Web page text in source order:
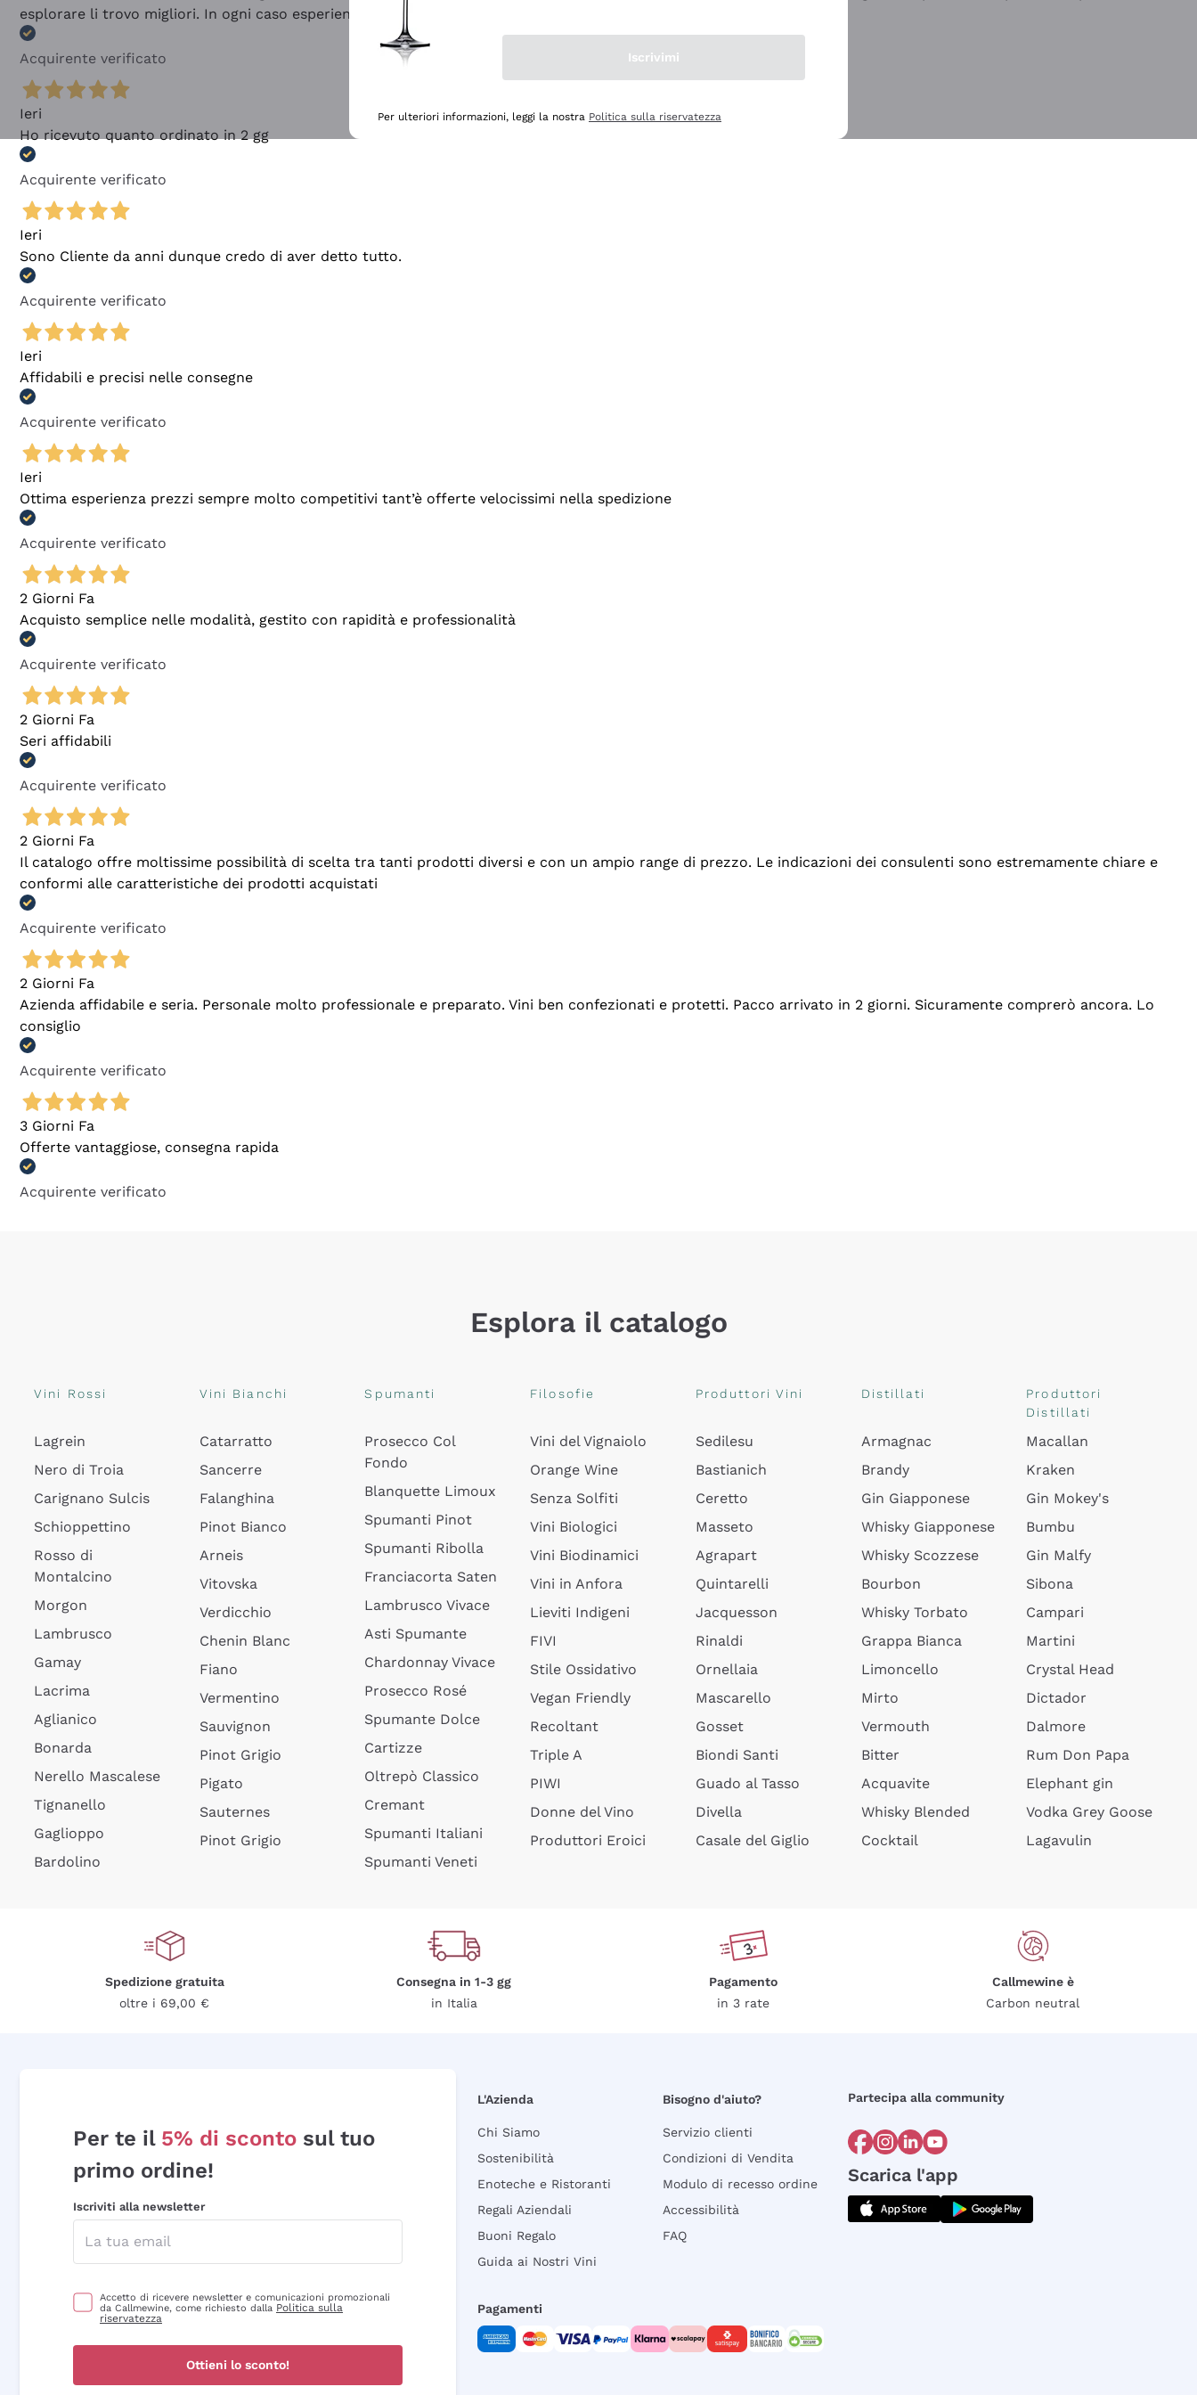
esplorare li trovo migliori. In ogni caso esperienza buona e lo consiglio! 👍
Acquirente verificato
Ieri
Ho ricevuto quanto ordinato in 2 gg
Acquirente verificato
Ieri
Sono Cliente da anni dunque credo di aver detto tutto.
Acquirente verificato
Ieri
Affidabili e precisi nelle consegne
Acquirente verificato
Ieri
Ottima esperienza prezzi sempre molto competitivi tant’è offerte velocissimi nella spedizione
Acquirente verificato
2 Giorni Fa
Acquisto semplice nelle modalità, gestito con rapidità e professionalità
Acquirente verificato
2 Giorni Fa
Seri affidabili
Acquirente verificato
2 Giorni Fa
Il catalogo offre moltissime possibilità di scelta tra tanti prodotti diversi e con un ampio range di prezzo. Le indicazioni dei consulenti sono estremamente chiare e
conformi alle caratteristiche dei prodotti acquistati
Acquirente verificato
2 Giorni Fa
Azienda affidabile e seria. Personale molto professionale e preparato. Vini ben confezionati e protetti. Pacco arrivato in 2 giorni. Sicuramente comprerò ancora. Lo
consiglio
Acquirente verificato
3 Giorni Fa
Offerte vantaggiose, consegna rapida
Acquirente verificato
Esplora il catalogo
Vini Rossi
Lagrein
Nero di Troia
Carignano Sulcis
Schioppettino
Rosso di
Montalcino
Morgon
Lambrusco
Gamay
Lacrima
Aglianico
Bonarda
Nerello Mascalese
Tignanello
Gaglioppo
Bardolino
Vini Bianchi
Catarratto
Sancerre
Falanghina
Pinot Bianco
Arneis
Vitovska
Verdicchio
Chenin Blanc
Fiano
Vermentino
Sauvignon
Pinot Grigio
Pigato
Sauternes
Pinot Grigio
Spumanti
Prosecco Col
Fondo
Blanquette Limoux
Spumanti Pinot
Spumanti Ribolla
Franciacorta Saten
Lambrusco Vivace
Asti Spumante
Chardonnay Vivace
Prosecco Rosé
Spumante Dolce
Cartizze
Oltrepò Classico
Cremant
Spumanti Italiani
Spumanti Veneti
Filosofie
Vini del Vignaiolo
Orange Wine
Senza Solfiti
Vini Biologici
Vini Biodinamici
Vini in Anfora
Lieviti Indigeni
FIVI
Stile Ossidativo
Vegan Friendly
Recoltant
Triple A
PIWI
Donne del Vino
Produttori Eroici
Produttori Vini
Sedilesu
Bastianich
Ceretto
Masseto
Agrapart
Quintarelli
Jacquesson
Rinaldi
Ornellaia
Mascarello
Gosset
Biondi Santi
Guado al Tasso
Divella
Casale del Giglio
Distillati
Armagnac
Brandy
Gin Giapponese
Whisky Giapponese
Whisky Scozzese
Bourbon
Whisky Torbato
Grappa Bianca
Limoncello
Mirto
Vermouth
Bitter
Acquavite
Whisky Blended
Cocktail
Produttori
Distillati
Macallan
Kraken
Gin Mokey's
Bumbu
Gin Malfy
Sibona
Campari
Martini
Crystal Head
Dictador
Dalmore
Rum Don Papa
Elephant gin
Vodka Grey Goose
Lagavulin
Spedizione gratuita
oltre i 69,00 €
Consegna in 1-3 gg
in Italia
Pagamento
in 3 rate
Callmewine è
Carbon neutral
Per te il 5% di sconto sul tuo
primo ordine!
Iscriviti alla newsletter
Accetto di ricevere newsletter e comunicazioni promozionali
da Callmewine, come richiesto dalla Politica sulla
riservatezza
Ottieni lo sconto!
L'Azienda
Chi Siamo
Sostenibilità
Enoteche e Ristoranti
Regali Aziendali
Buoni Regalo
Guida ai Nostri Vini
Bisogno d'aiuto?
Servizio clienti
Condizioni di Vendita
Modulo di recesso ordine
Accessibilità
FAQ
Partecipa alla community
Scarica l'app
Pagamenti
Iscrivimi
Per ulteriori informazioni, leggi la nostra Politica sulla riservatezza